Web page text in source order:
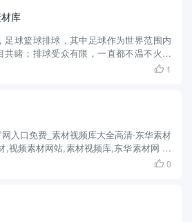
库
足球篮球排球，其中足球作为世界范围内
共睹；排球受众有限，一直都不温不火，
在我们国家里面，篮球其实是影响力最大
 1
入口免费_素材视频库大全高清-东华素材
,视频素材网站,素材视频库,东华素材网 网
分享各大视频素材官网入口，推荐好用视
 0